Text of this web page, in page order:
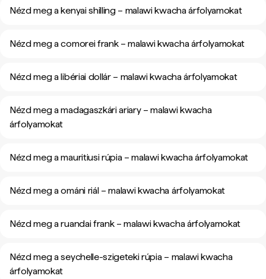
Nézd meg a kenyai shilling – malawi kwacha árfolyamokat
Nézd meg a comorei frank – malawi kwacha árfolyamokat
Nézd meg a libériai dollár – malawi kwacha árfolyamokat
Nézd meg a madagaszkári ariary – malawi kwacha
árfolyamokat
Nézd meg a mauritiusi rúpia – malawi kwacha árfolyamokat
Nézd meg a ománi riál – malawi kwacha árfolyamokat
Nézd meg a ruandai frank – malawi kwacha árfolyamokat
Nézd meg a seychelle-szigeteki rúpia – malawi kwacha
árfolyamokat